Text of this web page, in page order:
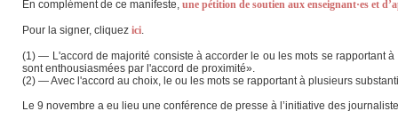
En complément de ce manifeste, une pétition de soutien aux enseignant·es et
Pour la signer, cliquez ici.
(1) — L'accord de majorité consiste à accorder le ou les mots se rapportant
sont enthousiasmées par l'accord de proximité».
(2) — Avec l'accord au choix, le ou les mots se rapportant à plusieurs
Le 9 novembre a eu lieu une conférence de presse à l’initiative des